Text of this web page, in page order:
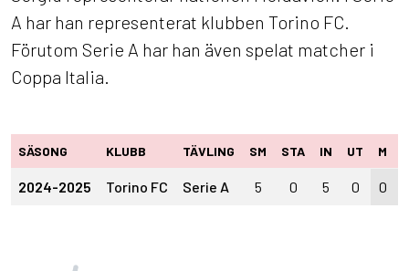
A har han representerat klubben Torino FC.
Förutom Serie A har han även spelat matcher i
Coppa Italia.
SÄSONG KLUBB TÄVLING SM STA IN UT M
2024-2025 Torino FC Serie A 5 0 5 0 0